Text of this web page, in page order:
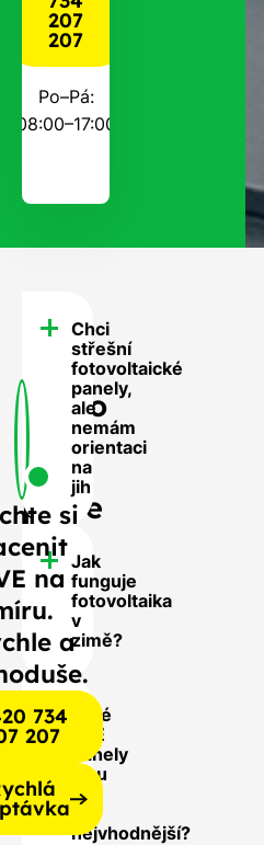
207
207
Po–Pá:
08:00–17:00
FAQ
-
Často
se
nás
ptáte
Chci
střešní
fotovoltaické
panely,
ale
nemám
orientaci
na
jih
Jak
funguje
fotovoltaika
v
zimě?
Jaké
FVE
panely
jsou
pro
nejvhodnější?
si
na
a
734
207